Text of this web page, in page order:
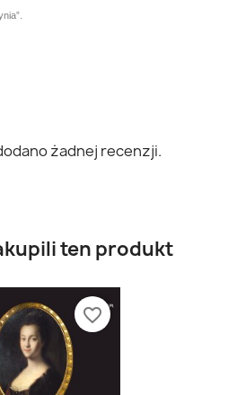
żadnej recenzji.
ten produkt
favorite_border